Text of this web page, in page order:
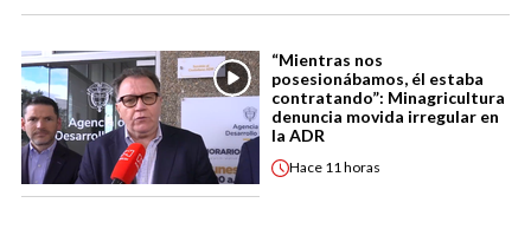
“Mientras nos
posesionábamos, él estaba
contratando”: Minagricultura
denuncia movida irregular en
la ADR
Hace 11 horas